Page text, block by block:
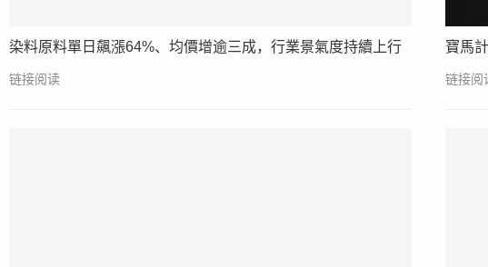
染料原料單日飆漲64%、均價增逾三成，行業景氣度持續上行
链接阅读
寶馬
链接阅